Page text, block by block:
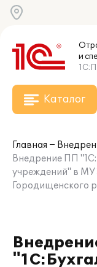
и
Каталог
Главная
Внедрение ПП
учреждений" в МУ
Городищенского